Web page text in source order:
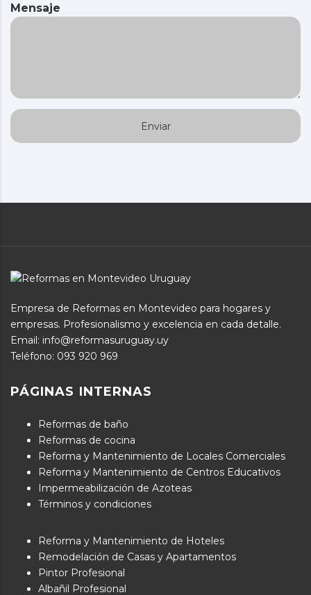
Mensaje
Empresa de Reformas en Montevideo para hogares y
empresas. Profesionalismo y excelencia en cada detalle.
Email: info@reformasuruguay.uy
Teléfono: 093 920 969
PÁGINAS INTERNAS
Reformas de baño
Reformas de cocina
Reforma y Mantenimiento de Locales Comerciales
Reforma y Mantenimiento de Centros Educativos
Impermeabilización de Azoteas
Términos y condiciones
Reforma y Mantenimiento de Hoteles
Remodelación de Casas y Apartamentos
Pintor Profesional
Albañil Profesional